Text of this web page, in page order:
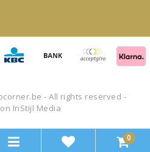
- All rights reserved -
InStijl Media
0